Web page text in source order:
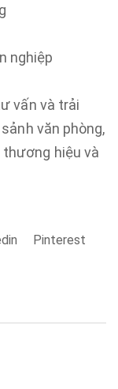
nghiệp
vấn và trải
văn phòng,
hiệu và
Pinterest